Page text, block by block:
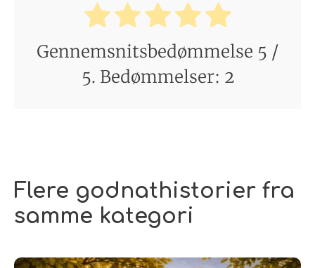
Gennemsnitsbedømmelse 5 /
5. Bedømmelser: 2
Flere godnathistorier fra
samme kategori